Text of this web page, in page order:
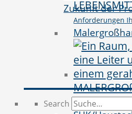
Anforderungen
vielseitigen
Zukunft der
Search